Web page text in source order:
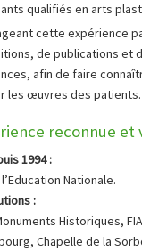
qualifiés en arts
cette expérience
de publications et
afin de faire
les œuvres des patients.
reconnue et
1994 :
Nationale.
:
Historiques,
Chapelle de la